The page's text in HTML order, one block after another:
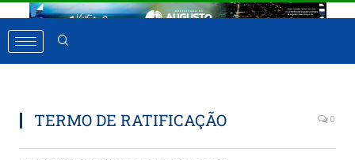
TERMO DE RATIFICAÇÃO 0